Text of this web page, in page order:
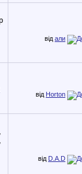
від али
від Horton
від D.A.D